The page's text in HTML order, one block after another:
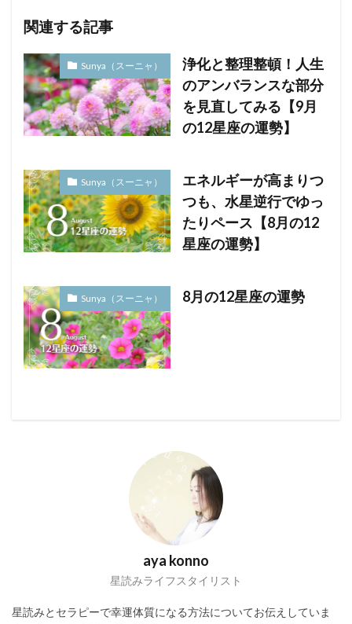
関連する記事
Sunya（スーニャ）
浄化と整理整頓！人生
のアンバランスな部分
を見直してみる【9月
の12星座の運勢】
Sunya（スーニャ）
エネルギーが高まりつ
つも、水星逆行でゆっ
たりペース【8月の12
星座の運勢】
Sunya（スーニャ） 8月の12星座の運勢
aya konno
星読みライフスタイリスト
星読みとセラピーで幸運体質になる方法についてお伝えしていま